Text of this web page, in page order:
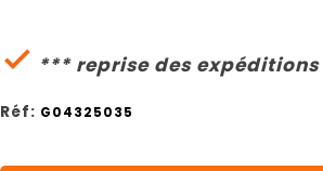
 *** reprise des
Réf: G04325035